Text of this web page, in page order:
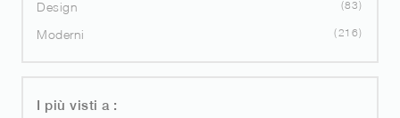
Design 83
Moderni 216
I più visti a :